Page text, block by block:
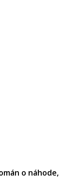
o náhode,